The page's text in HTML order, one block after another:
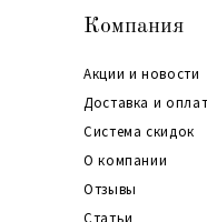
Компания
Акции и новости
Доставка и
Система скидок
О компании
Отзывы
Статьи